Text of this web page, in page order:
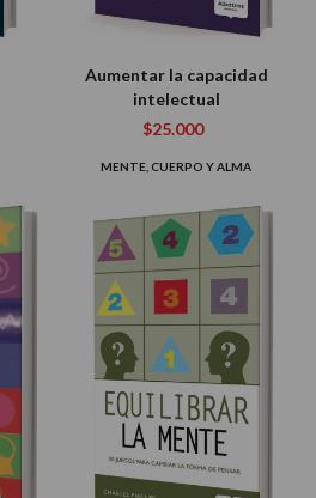
Aumentar la capacidad
intelectual
$25.000
MENTE, CUERPO Y ALMA